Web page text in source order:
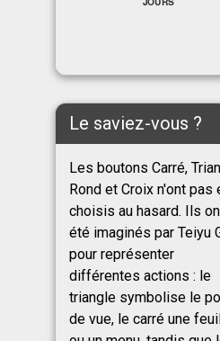
Le saviez-vous ?
Les boutons Carré,
Rond et Croix n'ont pas
choisis au hasard. Ils
été imaginés par Teiyu
pour représenter
différentes actions : le
triangle symbolise le
de vue, le carré une